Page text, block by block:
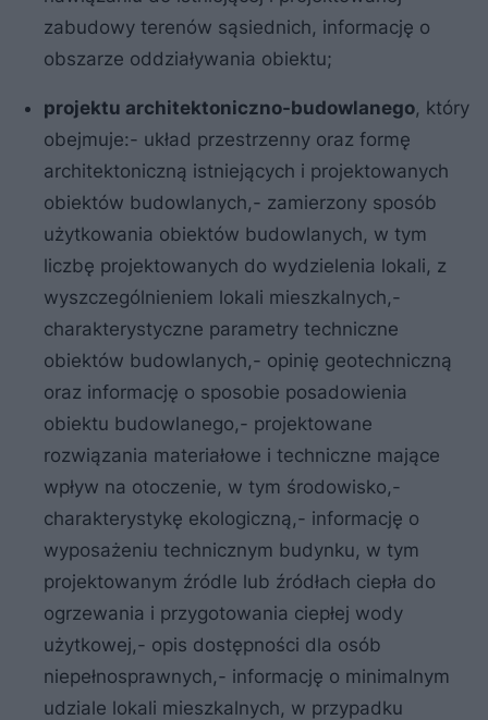
zabudowy terenów sąsiednich, informację o
obszarze oddziaływania obiektu;
projektu architektoniczno-budowlanego, który
obejmuje:- układ przestrzenny oraz formę
architektoniczną istniejących i projektowanych
obiektów budowlanych,- zamierzony sposób
użytkowania obiektów budowlanych, w tym
liczbę projektowanych do wydzielenia lokali, z
wyszczególnieniem lokali mieszkalnych,-
charakterystyczne parametry techniczne
obiektów budowlanych,- opinię geotechniczną
oraz informację o sposobie posadowienia
obiektu budowlanego,- projektowane
rozwiązania materiałowe i techniczne mające
wpływ na otoczenie, w tym środowisko,-
charakterystykę ekologiczną,- informację o
wyposażeniu technicznym budynku, w tym
projektowanym źródle lub źródłach ciepła do
ogrzewania i przygotowania ciepłej wody
użytkowej,- opis dostępności dla osób
niepełnosprawnych,- informację o minimalnym
udziale lokali mieszkalnych, w przypadku